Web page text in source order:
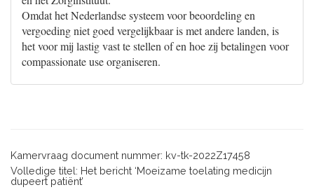
Omdat het Nederlandse systeem voor beoordeling en
vergoeding niet goed vergelijkbaar is met andere landen, is
het voor mij lastig vast te stellen of en hoe zij betalingen voor
compassionate use organiseren.
Kamervraag document nummer: kv-tk-2022Z17458
Volledige titel: Het bericht ‘Moeizame toelating medicijn
dupeert patiënt’